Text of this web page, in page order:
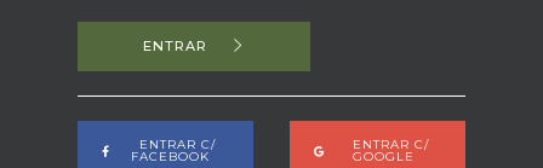
ENTRAR
ENTRAR C/
FACEBOOK
ENTRAR C/
GOOGLE